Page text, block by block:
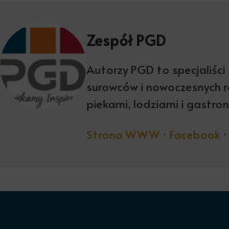
Zespół PGD
Autorzy PGD to
surowców i
piekarni, lodziarni i
Strona WWW · Facebook ·